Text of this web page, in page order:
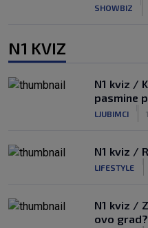
SHOWBIZ
N1 KVIZ
N1 kviz /
pasmine
LJUBIMCI
N1 kviz /
LIFESTYLE
N1 kviz /
ovo grad?